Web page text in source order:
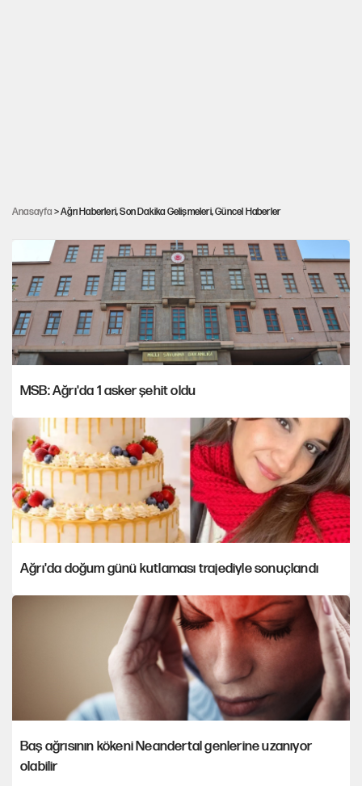
Anasayfa > Ağrı Haberleri, Son Dakika Gelişmeleri, Güncel Haberler
kararları ele alındı
MSB: Ağrı'da 1 asker şehit oldu
Ağrı'da doğum günü kutlaması trajediyle sonuçlandı
Baş ağrısının kökeni Neandertal genlerine uzanıyor
olabilir